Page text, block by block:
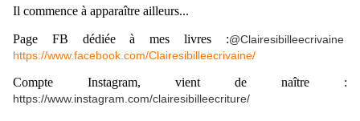
Il commence à apparaître ailleurs...
Page FB dédiée à mes livres :@Clairesibilleecrivaine
https://www.facebook.com/Clairesibilleecrivaine/
Compte Instagram, vient de naître :
https://www.instagram.com/clairesibilleecriture/